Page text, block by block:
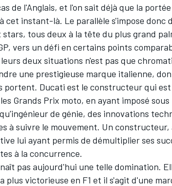
de l'Anglais, et l'on sait déjà que la
cet instant-là. Le parallèle s'impose donc
stars, tous deux à la tête du plus grand
vers un défi en certains points
deux situations n'est pas que
une prestigieuse marque italienne,
portent. Ducati est le constructeur qui
Grands Prix moto, en ayant imposé
de génie, des innovations
à suivre le mouvement. Un constructeur,
lui ayant permis de démultiplier ses
à la concurrence.
pas aujourd'hui une telle domination.
plus victorieuse en F1 et il s'agit d'une